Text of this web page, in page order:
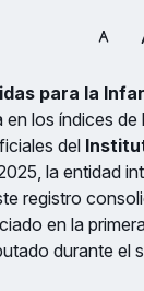
para la
los índices
del
la entidad
registro
en la
durante el